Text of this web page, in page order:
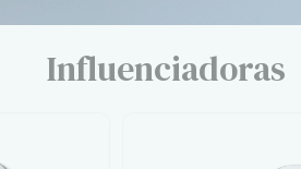
Influenciadoras